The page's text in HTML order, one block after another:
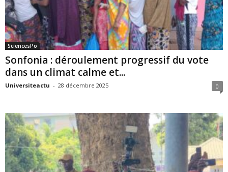
SciencesPo
Sonfonia : déroulement progressif du vote
dans un climat calme et...
Universiteactu - 28 décembre 2025 0